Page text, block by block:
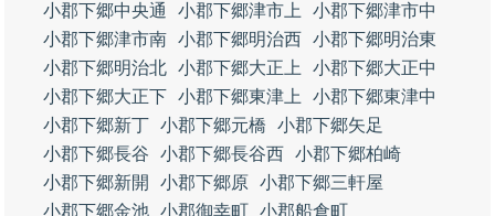
小郡下郷中央通
小郡下郷津市上
小郡下郷津市中
小郡下郷津市南 小郡下郷明治西 小郡下郷明治東
小郡下郷明治北 小郡下郷大正上
小郡下郷大正中
小郡下郷大正下 小郡下郷東津上
小郡下郷東津中
小郡下郷新丁 小郡下郷元橋
小郡下郷矢足
小郡下郷長谷
小郡下郷長谷西 小郡下郷柏崎
小郡下郷新開
小郡下郷原 小郡下郷三軒屋
小郡下郷金池 小郡御幸町 小郡船倉町